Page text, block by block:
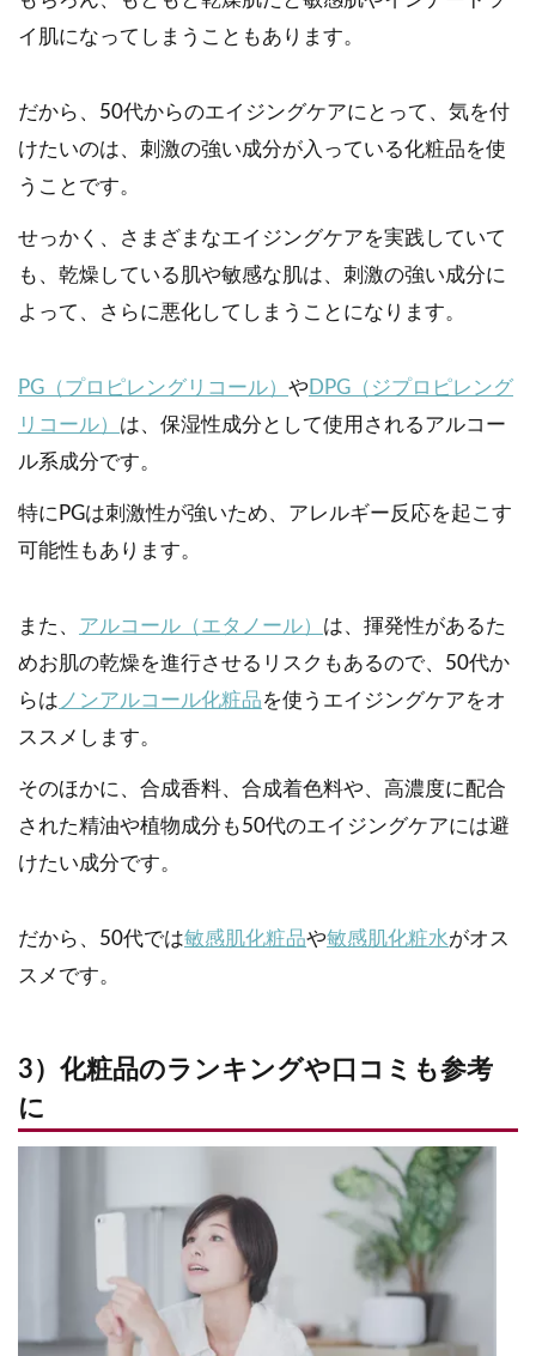
イ肌になってしまうこともあります。
だから、50代からのエイジングケアにとって、気を付
けたいのは、刺激の強い成分が入っている化粧品を使
うことです。
せっかく、さまざまなエイジングケアを実践していて
も、乾燥している肌や敏感な肌は、刺激の強い成分に
よって、さらに悪化してしまうことになります。
PG（プロピレングリコール） やDPG（ジプロピレング
リコール） は、保湿性成分として使用されるアルコー
ル系成分です。
特にPGは刺激性が強いため、アレルギー反応を起こす
可能性もあります。
また、 アルコール（エタノール） は、揮発性があるた
めお肌の乾燥を進行させるリスクもあるので、50代か
らは ノンアルコール化粧品を使うエイジングケアをオ
ススメします。
そのほかに、合成香料、合成着色料や、高濃度に配合
された精油や植物成分も50代のエイジングケアには避
けたい成分です。
だから、50代では敏感肌化粧品や敏感肌化粧水がオス
スメです。
3）化粧品のランキングや口コミも参考
に